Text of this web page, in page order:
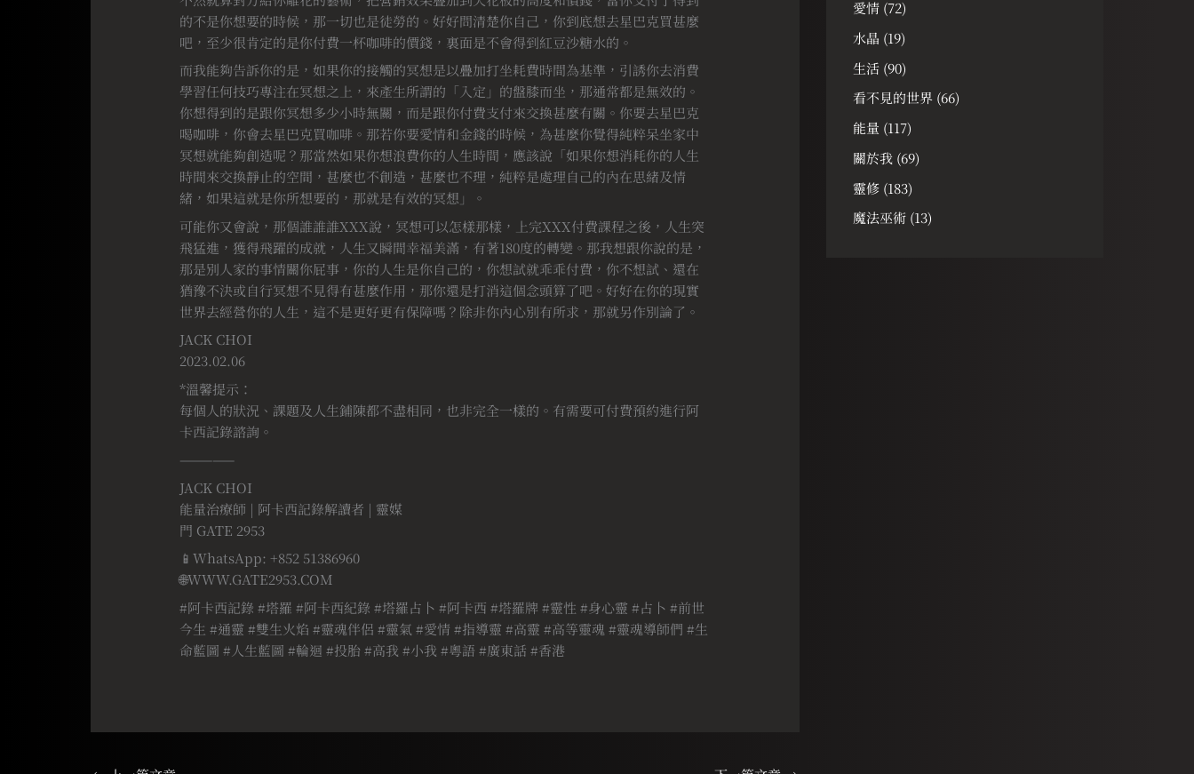
的不是你想要的時候，那一切也是徒勞的。好好問清楚你自己，你到底想去星巴克買甚麼
吧，至少很肯定的是你付費一杯咖啡的價錢，裏面是不會得到紅豆沙糖水的。
而我能夠告訴你的是，如果你的接觸的冥想是以疊加打坐耗費時間為基準，引誘你去消費
學習任何技巧專注在冥想之上，來產生所謂的「入定」的盤膝而坐，那通常都是無效的。
你想得到的是跟你冥想多少小時無關，而是跟你付費支付來交換甚麼有關。你要去星巴克
喝咖啡，你會去星巴克買咖啡。那若你要愛情和金錢的時候，為甚麼你覺得純粹呆坐家中
冥想就能夠創造呢？那當然如果你想浪費你的人生時間，應該說「如果你想消耗你的人生
時間來交換靜止的空間，甚麼也不創造，甚麼也不理，純粹是處理自己的內在思緒及情
緒，如果這就是你所想要的，那就是有效的冥想」。
可能你又會說，那個誰誰誰XXX說，冥想可以怎樣那樣，上完XXX付費課程之後，人生突
飛猛進，獲得飛躍的成就，人生又瞬間幸福美滿，有著180度的轉變。那我想跟你說的是，
那是別人家的事情關你屁事，你的人生是你自己的，你想試就乖乖付費，你不想試、還在
猶豫不決或自行冥想不見得有甚麼作用，那你還是打消這個念頭算了吧。好好在你的現實
世界去經營你的人生，這不是更好更有保障嗎？除非你內心別有所求，那就另作別論了。
JACK CHOI
2023.02.06
*溫馨提示：
每個人的狀況、課題及人生鋪陳都不盡相同，也非完全一樣的。有需要可付費預約進行阿
卡西記錄諮詢。
—————
JACK CHOI
能量治療師 | 阿卡西記錄解讀者 | 靈媒
門 GATE 2953
📱WhatsApp: +852 51386960
🌐WWW.GATE2953.COM
#阿卡西記錄 #塔羅 #阿卡西紀錄 #塔羅占卜 #阿卡西 #塔羅牌 #靈性 #身心靈 #占卜 #前世
今生 #通靈 #雙生火焰 #靈魂伴侶 #靈氣 #愛情 #指導靈 #高靈 #高等靈魂 #靈魂導師們 #生
命藍圖 #人生藍圖 #輪迴 #投胎 #高我 #小我 #粵語 #廣東話 #香港
愛情 (72)
水晶 (19)
生活 (90)
看不見的世界 (66)
能量 (117)
關於我 (69)
靈修 (183)
魔法巫術 (13)